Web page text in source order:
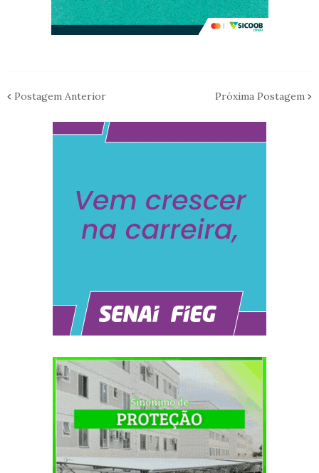
Postagem Anterior Próxima Postagem